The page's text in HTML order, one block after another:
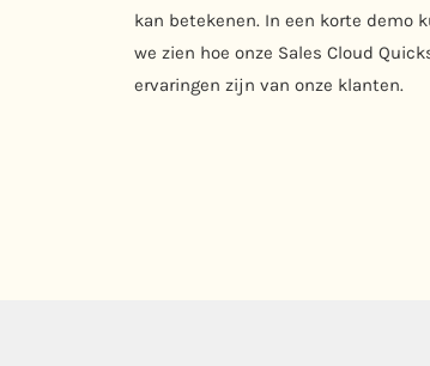
kan betekenen. In een korte demo
we zien hoe onze Sales Cloud
ervaringen zijn van onze klanten.